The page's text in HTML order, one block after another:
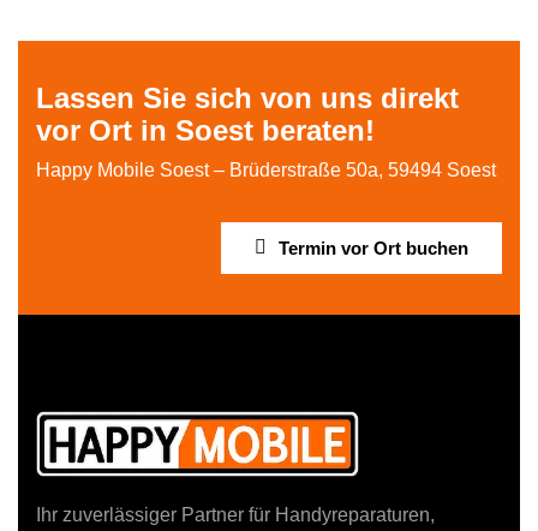
Lassen Sie sich von uns direkt
vor Ort in Soest beraten!
Happy Mobile Soest – Brüderstraße 50a, 59494 Soest
Termin vor Ort buchen
Ihr zuverlässiger Partner für Handyreparaturen,